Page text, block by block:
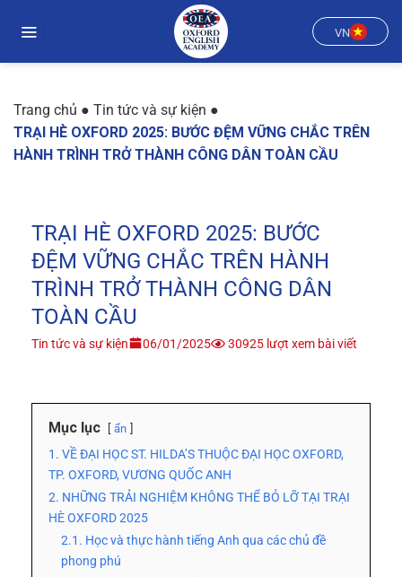
đến
VN
Trang chủ ● Tin tức và sự kiện ●
TRẠI HÈ OXFORD 2025: BƯỚC ĐỆM VỮNG CHẮC TRÊN
HÀNH TRÌNH TRỞ THÀNH CÔNG DÂN TOÀN CẦU
TRẠI HÈ OXFORD 2025: BƯỚC
ĐỆM VỮNG CHẮC TRÊN HÀNH
TRÌNH TRỞ THÀNH CÔNG DÂN
TOÀN CẦU
Tin tức và sự kiện 06/01/2025 30925 lượt xem bài viết
Mục lục ẩn
1. VỀ ĐẠI HỌC ST. HILDA’S THUỘC ĐẠI HỌC OXFORD,
TP. OXFORD, VƯƠNG QUỐC ANH
2. NHỮNG TRẢI NGHIỆM KHÔNG THỂ BỎ LỠ TẠI TRẠI
HÈ OXFORD 2025
2.1. Học và thực hành tiếng Anh qua các chủ đề
phong phú